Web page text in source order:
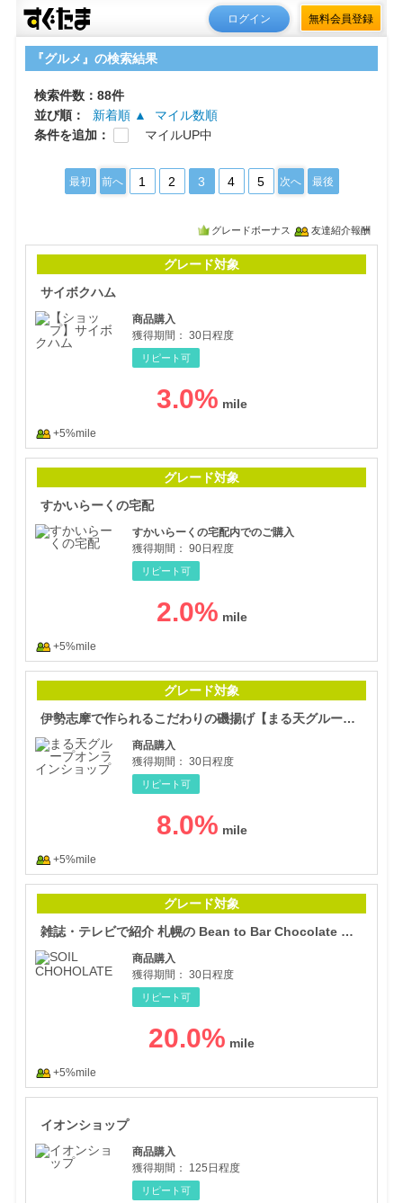
ログイン 無料会員登録
『グルメ』の検索結果
検索件数：88件
並び順：
新着順 ▲
マイル数順
条件を追加：
マイルUP中
最初 前へ 1 2 3 4 5 次へ 最後
グレードボーナス 友達紹介報酬
グレード対象
サイボクハム
商品購入
獲得期間： 30日程度
リピート可
3.0%
+5%mile
グレード対象
すかいらーくの宅配
すかいらーくの宅配内でのご購入
獲得期間： 90日程度
リピート可
2.0%
+5%mile
グレード対象
伊勢志摩で作られるこだわりの磯揚げ【まる天グループオンラインショップ】
商品購入
獲得期間： 30日程度
リピート可
8.0%
+5%mile
グレード対象
雑誌・テレビで紹介 札幌の Bean to Bar Chocolate 専門店！【SOIL CHOHOLATE】
商品購入
獲得期間： 30日程度
リピート可
20.0%
+5%mile
イオンショップ
商品購入
獲得期間：
125日程度
リピート可